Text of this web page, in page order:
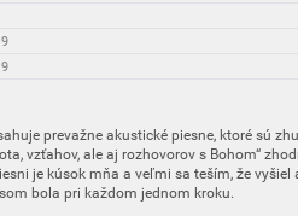
prevažne akustické piesne, ktoré sú
vzťahov, ale aj rozhovorov s Bohom“
je kúsok mňa a veľmi sa teším, že vyšiel
bola pri každom jednom kroku.